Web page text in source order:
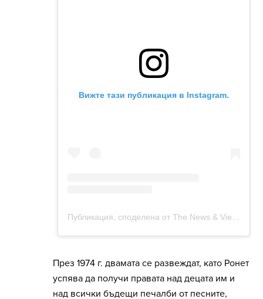
През 1974 г. двамата се развеждат, като Ронет
успява да получи правата над децата им и
над всички бъдещи печалби от песните,